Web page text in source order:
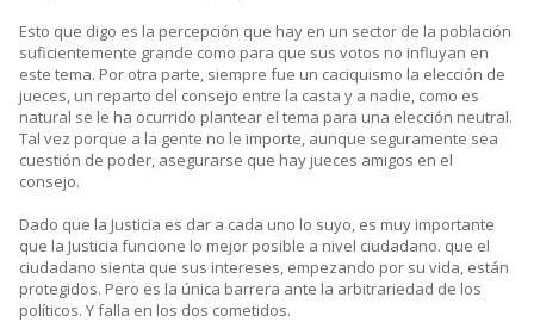
Esto que digo es la percepción que hay en un sector de la población
suficientemente grande como para que sus votos no influyan en
este tema. Por otra parte, siempre fue un caciquismo la elección de
jueces, un reparto del consejo entre la casta y a nadie, como es
natural se le ha ocurrido plantear el tema para una elección neutral.
Tal vez porque a la gente no le importe, aunque seguramente sea
cuestión de poder, asegurarse que hay jueces amigos en el
consejo.
Dado que la Justicia es dar a cada uno lo suyo, es muy importante
que la Justicia funcione lo mejor posible a nivel ciudadano. que el
ciudadano sienta que sus intereses, empezando por su vida, están
protegidos. Pero es la única barrera ante la arbitrariedad de los
políticos. Y falla en los dos cometidos.